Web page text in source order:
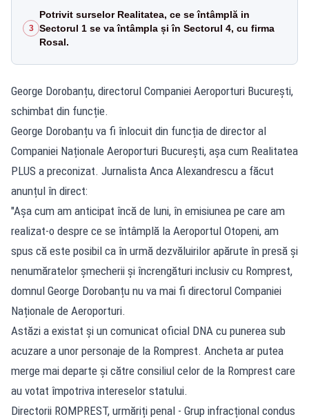
3
Potrivit surselor Realitatea, ce se întâmplă in
Sectorul 1 se va întâmpla și în Sectorul 4, cu firma
Rosal.
George Dorobanțu, directorul Companiei Aeroporturi București,
schimbat din funcție.
George Dorobanțu va fi înlocuit din funcția de director al
Companiei Naționale Aeroporturi București, așa cum Realitatea
PLUS a preconizat. Jurnalista Anca Alexandrescu a făcut
anunțul în direct:
"Așa cum am anticipat încă de luni, în emisiunea pe care am
realizat-o despre ce se întâmplă la Aeroportul Otopeni, am
spus că este posibil ca în urmă dezvăluirilor apărute în presă și
nenumăratelor șmecherii și încrengături inclusiv cu Romprest,
domnul George Dorobanțu nu va mai fi directorul Companiei
Naționale de Aeroporturi.
Astăzi a existat și un comunicat oficial DNA cu punerea sub
acuzare a unor personaje de la Romprest. Ancheta ar putea
merge mai departe și către consiliul celor de la Romprest care
au votat împotriva intereselor statului.
Directorii ROMPREST, urmăriți penal - Grup infracțional condus